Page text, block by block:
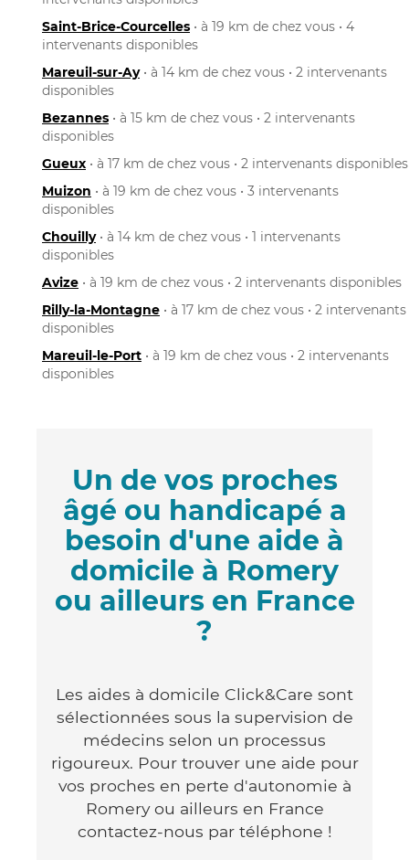
Saint-Brice-Courcelles • à 19 km de chez vous • 4
intervenants disponibles
Mareuil-sur-Ay• à 14 km de chez vous • 2 intervenants
disponibles
Bezannes • à 15 km de chez vous • 2 intervenants
disponibles
Gueux • à 17 km de chez vous • 2 intervenants disponibles
Muizon • à 19 km de chez vous • 3 intervenants
disponibles
Chouilly• à 14 km de chez vous • 1 intervenants
disponibles
Avize • à 19 km de chez vous • 2 intervenants disponibles
Rilly-la-Montagne • à 17 km de chez vous • 2 intervenants
disponibles
Mareuil-le-Port • à 19 km de chez vous • 2 intervenants
disponibles
Un de vos proches
âgé ou handicapé a
besoin d'une aide à
domicile à Romery
ou ailleurs en France
?
Les aides à domicile Click&Care sont
sélectionnées sous la supervision de
médecins selon un processus
rigoureux. Pour trouver une aide pour
vos proches en perte d'autonomie à
Romery ou ailleurs en France
contactez-nous par téléphone !